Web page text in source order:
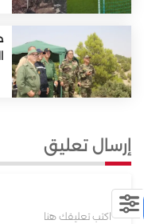
إرسال تعليق
اكتب تعليقك هنا